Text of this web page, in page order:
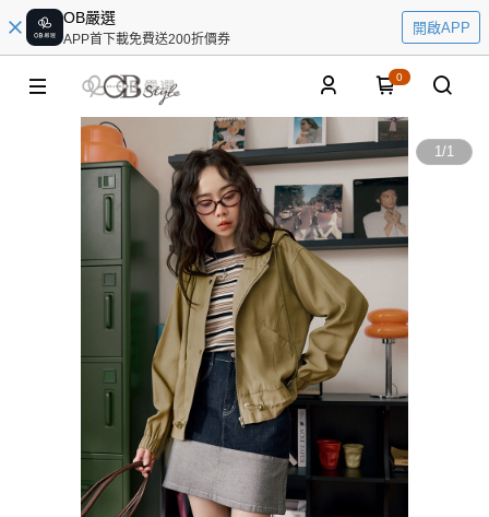
OB嚴選
APP首下載免費送200折價券
開啟APP
0
1/1